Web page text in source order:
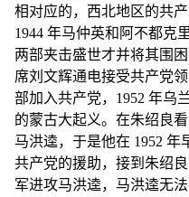
相对应的，西北地区的共
1944 年马仲英和阿不都克
两部夹击盛世才并将其围
席刘文辉通电接受共产党
部加入共产党，1952 年乌
的蒙古大起义。在朱绍良
马洪逵，于是他在 1952 年
共产党的援助，接到朱绍
军进攻马洪逵，马洪逵无